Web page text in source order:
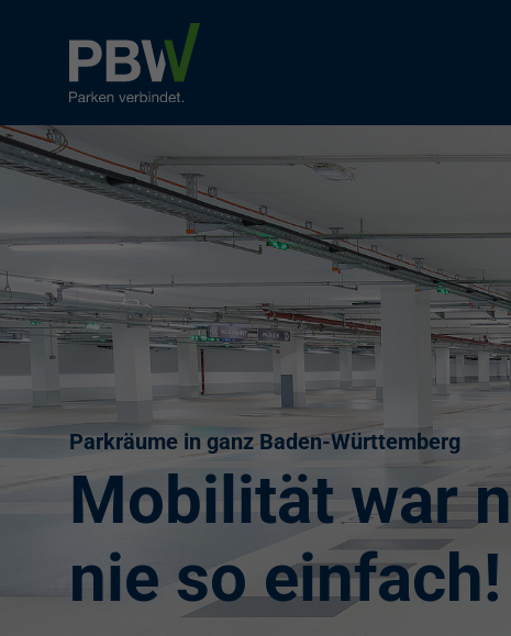
Parkräume in ganz Baden-Württemberg
Mobilität war
nie so einfach!